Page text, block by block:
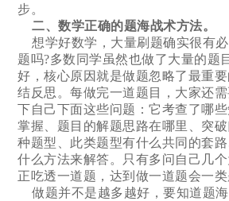
步。
二、数学正确的题海战术方法。
想学好数学，大量刷题确实很有必
题吗?多数同学虽然也做了大量的题
好，核心原因就是做题忽略了最重
结反思。每做完一道题目，大家还
下自己下面这些问题：它考查了哪
掌握、题目的解题思路在哪里、突
种题型、此类题型有什么共同的套
什么方法来解答。只有多问自己几
正吃透一道题，达到做一道题会一类
做题并不是越多越好，要知道题